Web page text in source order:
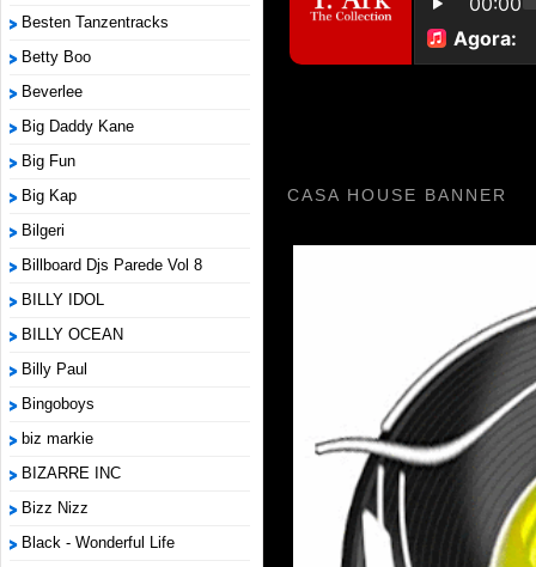
Besten Tanzentracks
Betty Boo
Beverlee
Big Daddy Kane
Big Fun
Big Kap
Bilgeri
Billboard Djs Parede Vol 8
BILLY IDOL
BILLY OCEAN
Billy Paul
Bingoboys
biz markie
BIZARRE INC
Bizz Nizz
Black - Wonderful Life
CASA HOUSE BANNER